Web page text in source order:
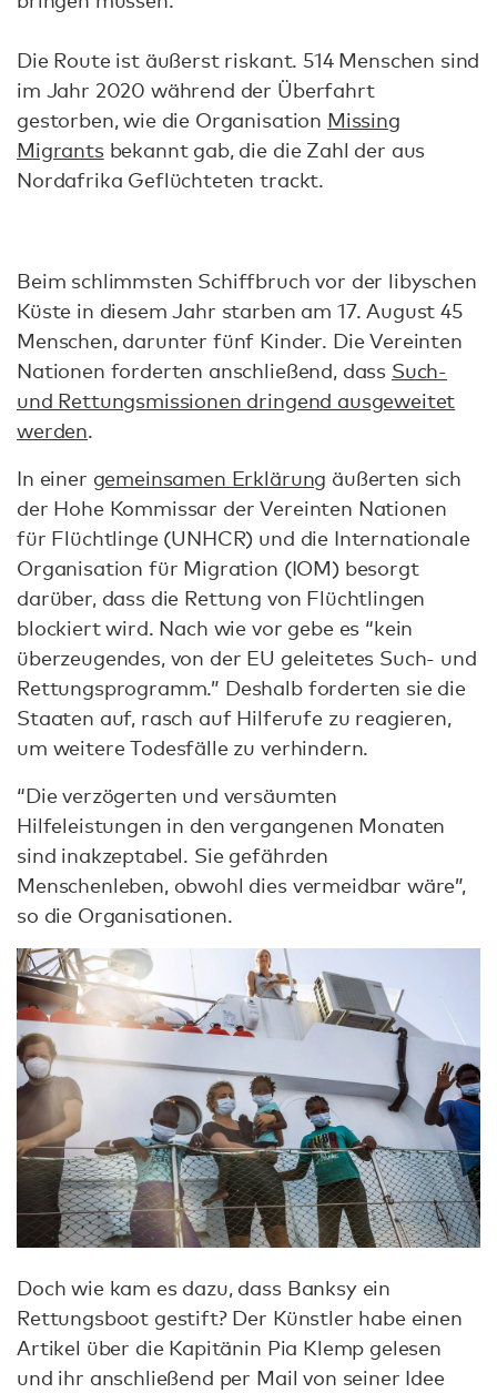
Die Route ist äußerst riskant. 514 Menschen sind
im Jahr 2020 während der Überfahrt
gestorben, wie die Organisation Missing
Migrantsbekannt gab, die die Zahl der aus
Nordafrika Geflüchteten trackt.
Beim schlimmsten Schiffbruch vor der libyschen
Küste in diesem Jahr starben am 17. August 45
Menschen, darunter fünf Kinder. Die Vereinten
Nationen forderten anschließend, dass Such-
und Rettungsmissionen dringend ausgeweitet
werden.
In einer gemeinsamen Erklärung äußerten sich
der Hohe Kommissar der Vereinten Nationen
für Flüchtlinge (UNHCR) und die Internationale
Organisation für Migration (IOM) besorgt
darüber, dass die Rettung von Flüchtlingen
blockiert wird. Nach wie vor gebe es “kein
überzeugendes, von der EU geleitetes Such- und
Rettungsprogramm.” Deshalb forderten sie die
Staaten auf, rasch auf Hilferufe zu reagieren,
um weitere Todesfälle zu verhindern.
“Die verzögerten und versäumten
Hilfeleistungen in den vergangenen Monaten
sind inakzeptabel. Sie gefährden
Menschenleben, obwohl dies vermeidbar wäre”,
so die Organisationen.
Doch wie kam es dazu, dass Banksy ein
Rettungsboot gestift? Der Künstler habe einen
Artikel über die Kapitänin Pia Klemp gelesen
und ihr anschließend per Mail von seiner Idee